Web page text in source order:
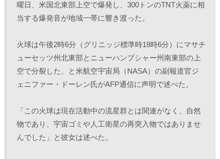
t
e
r
で
新
い
ウ
ィ
ン
ウ
ま
す
)
有
す
る
に
ッ
し
て
く
だ
い
い
ウ
ィ
ン
ウ
e
d
I
n
(
し
い
ウ
ィ
ド
き
ま
す
)
し
い
ウ
ィ
で
き
す
)
曜日、米国北東部上空で爆発し、300トンのTNT火薬に相
当する爆発音が地域一帯に響き渡った。
火球は午後2時6分（グリニッジ標準時18時6分）にマサチ
ューセッツ州北東部とニューハンプシャー州南東部の上
空で分裂した、と米航空宇宙局（NASA）の副報道官ジ
ェニファー・ドーレン氏がAFP通信に声明で述べた。
「この火球は現在活動中の流星群とは関連がなく、自然
物であり、宇宙ゴミや人工衛星の再突入物ではありませ
んでした」と彼女は述べた。